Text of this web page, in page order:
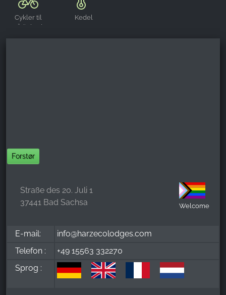
Cykler til
rådighed
Kedel
Forstør
Straße des 20. Juli 1
37441 Bad Sachsa
Welcome
E-mail:
info@harzecolodges.com
Telefon :
+49 15563 332270
Sprog :